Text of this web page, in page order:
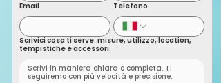
Email Telefono
Scrivici cosa ti serve: misure, utilizzo, location,
tempistiche e accessori.